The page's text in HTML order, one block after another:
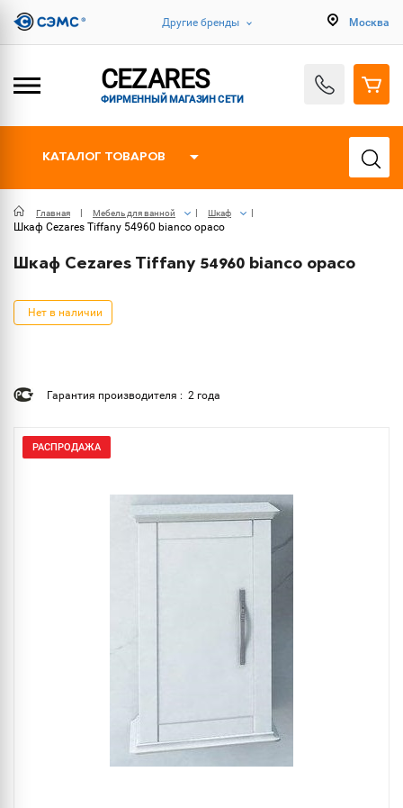
Другие бренды Москва
CEZARES
ФИРМЕННЫЙ МАГАЗИН СЕТИ
КАТАЛОГ ТОВАРОВ
Главная Мебель для ванной Шкаф
Шкаф Cezares Tiffany 54960 bianco opaco
Шкаф Cezares Tiffany 54960 bianco opaco
Нет в наличии
Гарантия производителя : 2 года
РАСПРОДАЖА